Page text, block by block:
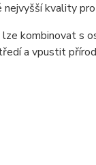
kvality
kombinovat s
a vpustit